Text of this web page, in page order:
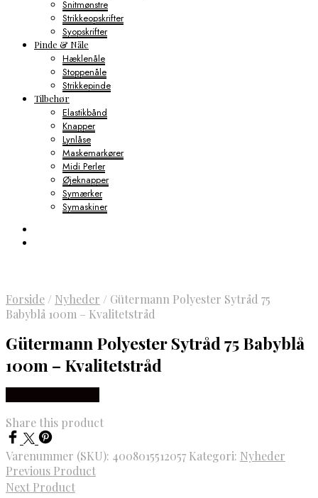
Snitmønstre
Strikkeopskrifter
Syopskrifter
Pinde & Nåle
Hæklenåle
Stoppenåle
Strikkepinde
Tilbehør
Elastikbånd
Knapper
Lynlåse
Maskemarkører
Midi Perler
Øjeknapper
Symærker
Symaskiner
Forside / Nyheder / Gütermann Polyester Sytråd 75
Babyblå 100m – Kvalitetstråd
Gütermann Polyester Sytråd 75 Babyblå
100m – Kvalitetstråd
Share this product
Varenummer (SKU): 4008015512057 Kategori: Nyheder
Previous Product
Next Product